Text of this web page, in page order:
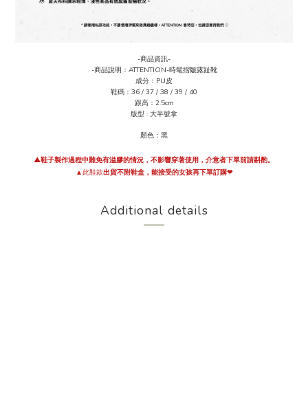
-商品資訊-
-商品說明：ATTENTION-時髦摺皺露趾靴
成分：PU皮
鞋碼：36 / 37 / 38 / 39 / 40
跟高：2.5cm
版型 : 大半號拿
顏色：黑
▲鞋子製作過程中難免有溢膠的情況，不影響穿著使用，介意者下單前請斟酌。
▲此鞋款出貨不附鞋盒， 能接受的女孩再下單訂購❤
Additional details